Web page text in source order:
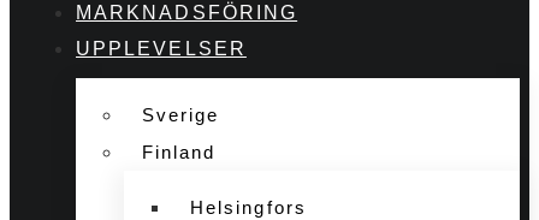
MARKNADSFÖRING
UPPLEVELSER
Sverige
Finland
Helsingfors